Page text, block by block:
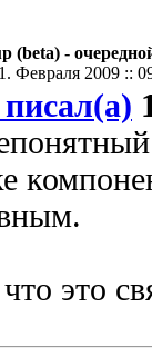
(beta) -
Февраля 2009 ::
это